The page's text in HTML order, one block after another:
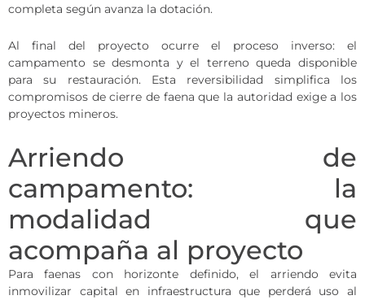
completa según avanza la dotación.
Al final del proyecto ocurre el proceso inverso: el
campamento se desmonta y el terreno queda disponible
para su restauración. Esta reversibilidad simplifica los
compromisos de cierre de faena que la autoridad exige a los
proyectos mineros.
Arriendo de
campamento: la
modalidad que
acompaña al proyecto
Para faenas con horizonte definido, el arriendo evita
inmovilizar capital en infraestructura que perderá uso al